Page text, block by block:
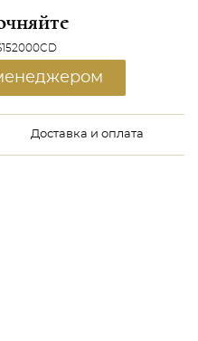
Доставка и оплата